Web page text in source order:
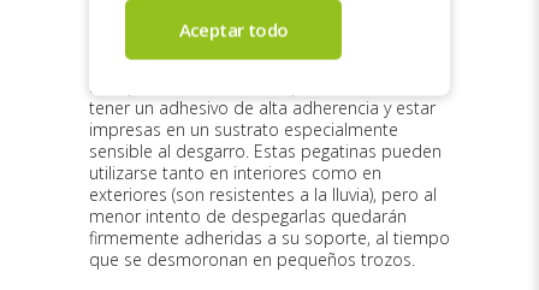
conocidas como pegatinas
ultradesprendibles o ultrarrompibles,
etiquetas de seguridad o a prueba de
manipulaciones) tienen la particularidad de
tener un adhesivo de alta adherencia y estar
impresas en un sustrato especialmente
sensible al desgarro. Estas pegatinas pueden
utilizarse tanto en interiores como en
exteriores (son resistentes a la lluvia), pero al
menor intento de despegarlas quedarán
firmemente adheridas a su soporte, al tiempo
que se desmoronan en pequeños trozos.